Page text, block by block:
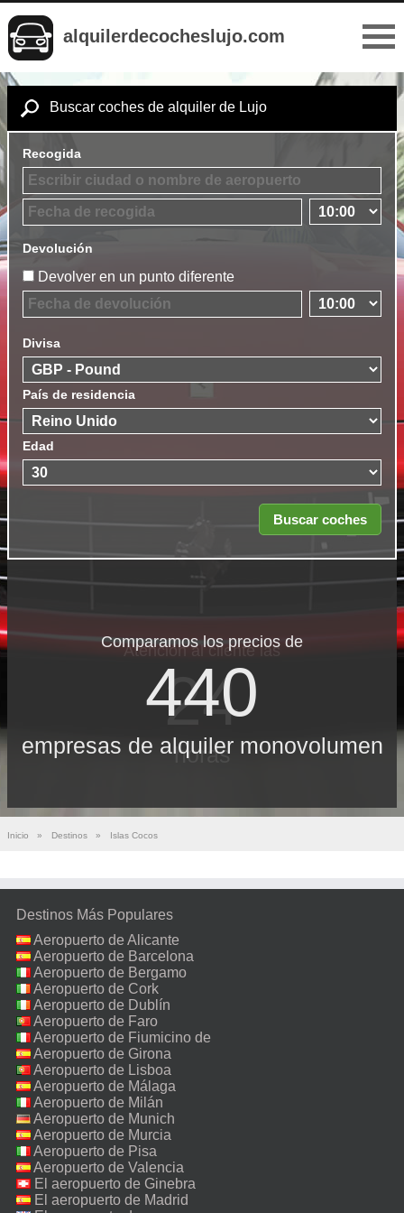
alquilerdecocheslujo.com
Buscar coches de alquiler de Lujo
Recogida
Devolución
Devolver en un punto diferente
Divisa
País de residencia
Edad
Comparamos los precios de
440
empresas de alquiler monovolumen
Atención al cliente las
24
horas
Inicio » Destinos » Islas Cocos
Destinos Más Populares
Aeropuerto de Alicante
Aeropuerto de Barcelona
Aeropuerto de Bergamo
Aeropuerto de Cork
Aeropuerto de Dublín
Aeropuerto de Faro
Aeropuerto de Fiumicino de
Roma
Aeropuerto de Girona
Aeropuerto de Lisboa
Aeropuerto de Málaga
Aeropuerto de Milán
Malpensa
Aeropuerto de Munich
Aeropuerto de Murcia
Aeropuerto de Pisa
Aeropuerto de Valencia
El aeropuerto de Ginebra
El aeropuerto de Madrid